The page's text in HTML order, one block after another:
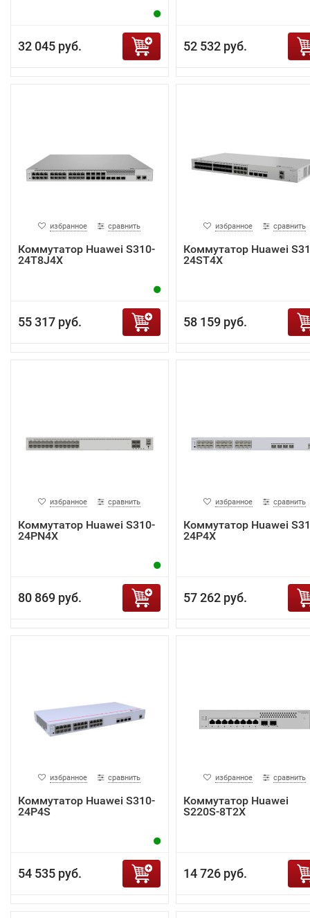
32 045 руб. 52 532 руб.
избранное сравнить
Коммутатор Huawei S310-
24T8J4X
55 317 руб.
избранное сравнить
Коммутатор Huawei
24ST4X
58 159 руб.
избранное сравнить
Коммутатор Huawei S310-
24PN4X
80 869 руб.
избранное сравнить
Коммутатор Huawei
24P4X
57 262 руб.
избранное сравнить
Коммутатор Huawei S310-
24P4S
54 535 руб.
избранное сравнить
Коммутатор Huawei
S220S-8T2X
14 726 руб.